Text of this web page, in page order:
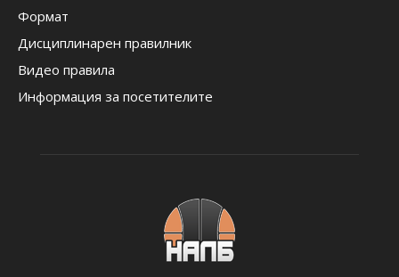
Формат
Дисциплинарен правилник
Видео правила
Информация за посетителите